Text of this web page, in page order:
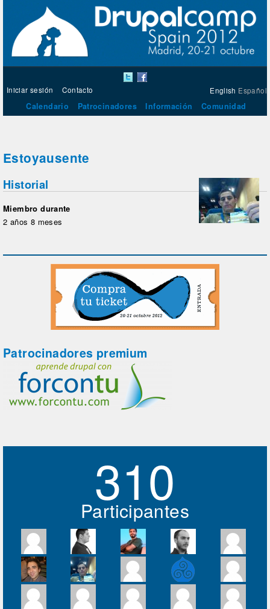
English Español
Iniciar sesión Contacto
Calendario Patrocinadores Información Comunidad
Estoyausente
Historial
Miembro durante
2 años 8 meses
Patrocinadores premium
310
Participantes